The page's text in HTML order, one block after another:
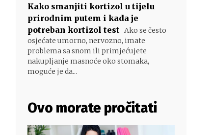
Kako smanjiti kortizol u tijelu
prirodnim putem i kada je
potreban kortizol test Ako se često
osjećate umorno, nervozno, imate
problema sa snom ili primjećujete
nakupljanje masnoće oko stomaka,
moguće je da...
Ovo morate pročitati